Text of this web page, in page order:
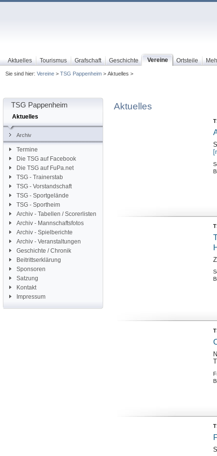
Aktuelles Tourismus Grafschaft Geschichte Vereine Ortsteile
Sie sind hier: Vereine> TSG Pappenheim> Aktuelles >
TSG Pappenheim
Aktuelles
Archiv
Termine
Die TSG auf Facebook
Die TSG auf FuPa.net
TSG - Trainerstab
TSG - Vorstandschaft
TSG - Sportgelände
TSG - Sportheim
Archiv - Tabellen / Scorerlisten
Archiv - Mannschaftsfotos
Archiv - Spielberichte
Archiv - Veranstaltungen
Geschichte / Chronik
Beitrittserklärung
Sponsoren
Satzung
Kontakt
Impressum
Aktuelles